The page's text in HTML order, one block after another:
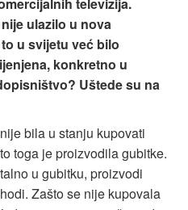
ulazilo u nova
u svijetu već bilo
konkretno u
Uštede su na
bila u stanju kupovati
toga je proizvodila gubitke.
u gubitku, proizvodi
Zašto se nije kupovala